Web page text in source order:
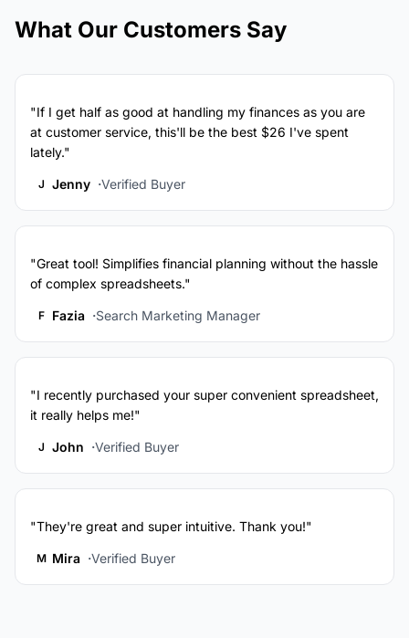
What Our Customers Say
"If I get half as good at handling my finances as you are
at customer service, this'll be the best $26 I've spent
lately."
J Jenny Verified Buyer
"Great tool! Simplifies financial planning without the hassle
of complex spreadsheets."
F Fazia Search Marketing Manager
"I recently purchased your super convenient spreadsheet,
it really helps me!"
J John Verified Buyer
"They're great and super intuitive. Thank you!"
M Mira Verified Buyer